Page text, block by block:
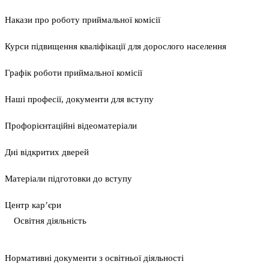
Накази про роботу приймальної комісії
Курси підвищення кваліфікації для дорослого населення
Графік роботи приймальної комісії
Наші професії, документи для вступу
Профорієнтаційні відеоматеріали
Дні відкритих дверей
Матеріали підготовки до вступу
Центр кар’єри
Освітня діяльність
Нормативні документи з освітньої діяльності